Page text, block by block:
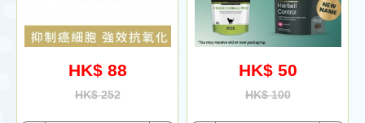
HK$ 88
HK$ 252
HK$ 50
HK$ 100